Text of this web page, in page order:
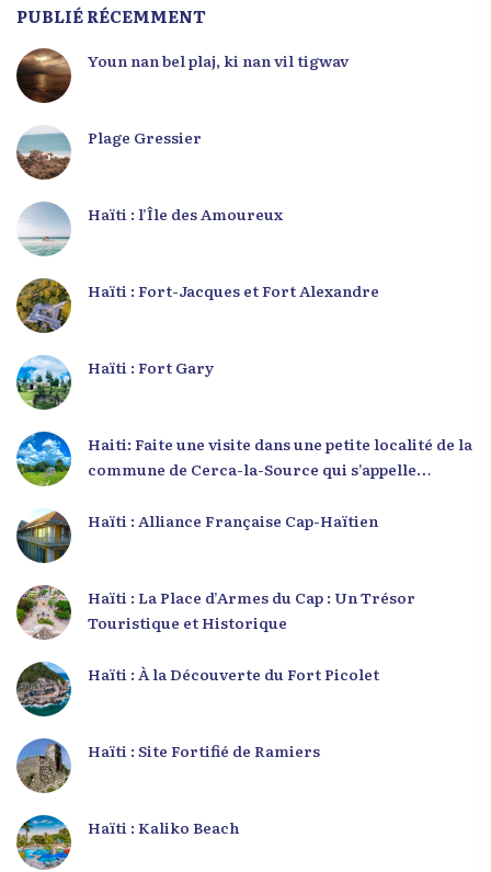
PUBLIÉ RÉCEMMENT
Youn nan bel plaj, ki nan vil tigwav
Plage Gressier
Haïti : l’Île des Amoureux
Haïti : Fort-Jacques et Fort Alexandre
Haïti : Fort Gary
Haiti: Faite une visite dans une petite localité de la
commune de Cerca-la-Source qui s’appelle
Haïti : Alliance Française Cap-Haïtien
Haïti : La Place d’Armes du Cap : Un Trésor
Touristique et Historique
Haïti : À la Découverte du Fort Picolet
Haïti : Site Fortifié de Ramiers
Haïti : Kaliko Beach